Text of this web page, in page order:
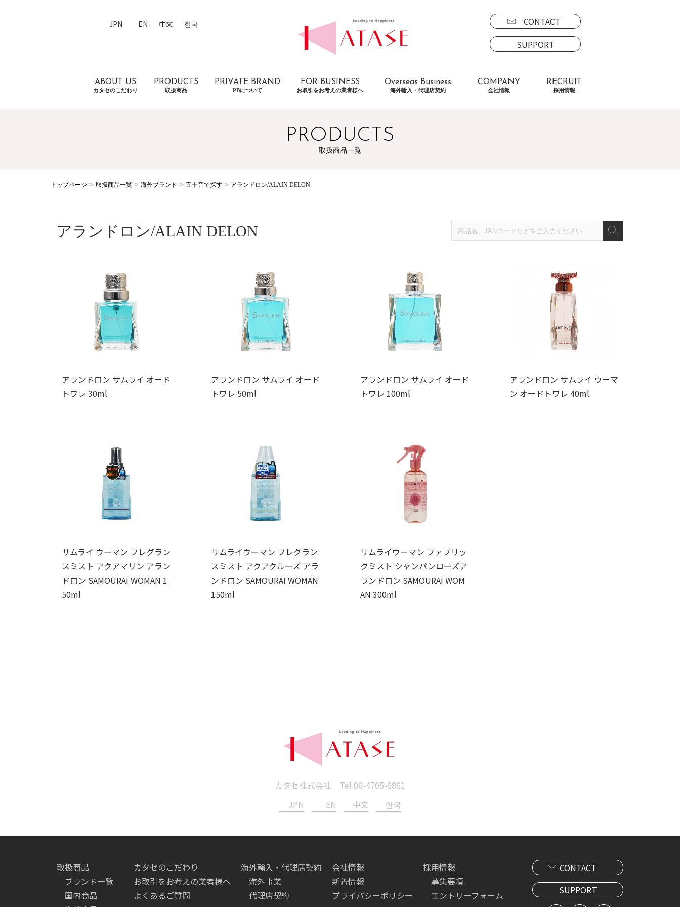
JPN EN 中文 한국
CONTACT
SUPPORT
ABOUT US
カタセのこだわり
PRODUCTS
取扱商品
PRIVATE BRAND
PBについて
FOR BUSINESS
お取引をお考えの業者様へ
Overseas Business
海外輸入・代理店契約
COMPANY
会社情報
RECRUIT
採用情報
PRODUCTS
取扱商品一覧
トップページ 取扱商品一覧 海外ブランド 五十音で探す アランドロン/ALAIN DELON
アランドロン/ALAIN DELON
アランドロン サムライ オード
トワレ 30ml
アランドロン サムライ オード
トワレ 50ml
アランドロン サムライ オード
トワレ 100ml
アランドロン サムライ ウーマ
ン オードトワレ 40ml
サムライ ウーマン フレグラン
スミスト アクアマリン アラン
ドロン SAMOURAI WOMAN 1
50ml
サムライウーマン フレグラン
スミスト アクアクルーズ アラ
ンドロン SAMOURAI WOMAN
150ml
サムライウーマン ファブリッ
クミスト シャンパンローズア
ランドロン SAMOURAI WOM
AN 300ml
カタセ株式会社 Tel 06-4705-6861
JPN
EN 中文 한국
取扱商品
ブランド一覧
国内商品
カタセのこだわり
お取引をお考えの業者様へ
よくあるご質問
海外輸入・代理店契約
海外事業
代理店契約
会社情報
新着情報
プライバシーポリシー
採用情報
募集要項
エントリーフォーム
CONTACT
SUPPORT